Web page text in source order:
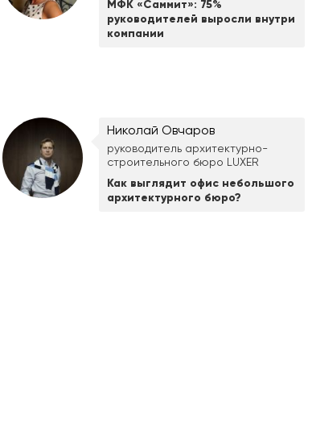
МФК «Саммит»: 75%
руководителей выросли внутри
компании
Николай Овчаров
руководитель архитектурно-
строительного бюро LUXER
Как выглядит офис небольшого
архитектурного бюро?